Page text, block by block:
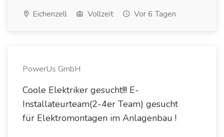
Eichenzell Vollzeit Vor 6 Tagen
PowerUs GmbH
Coole Elektriker gesucht!!! E-
Installateurteam(2-4er Team) gesucht
für Elektromontagen im Anlagenbau !